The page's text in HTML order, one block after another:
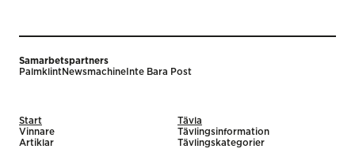
Samarbetspartners
PalmklintNewsmachine Inte Bara Post
Start
Vinnare
Artiklar
Tävla
Tävlingsinformation
Tävlingskategorier